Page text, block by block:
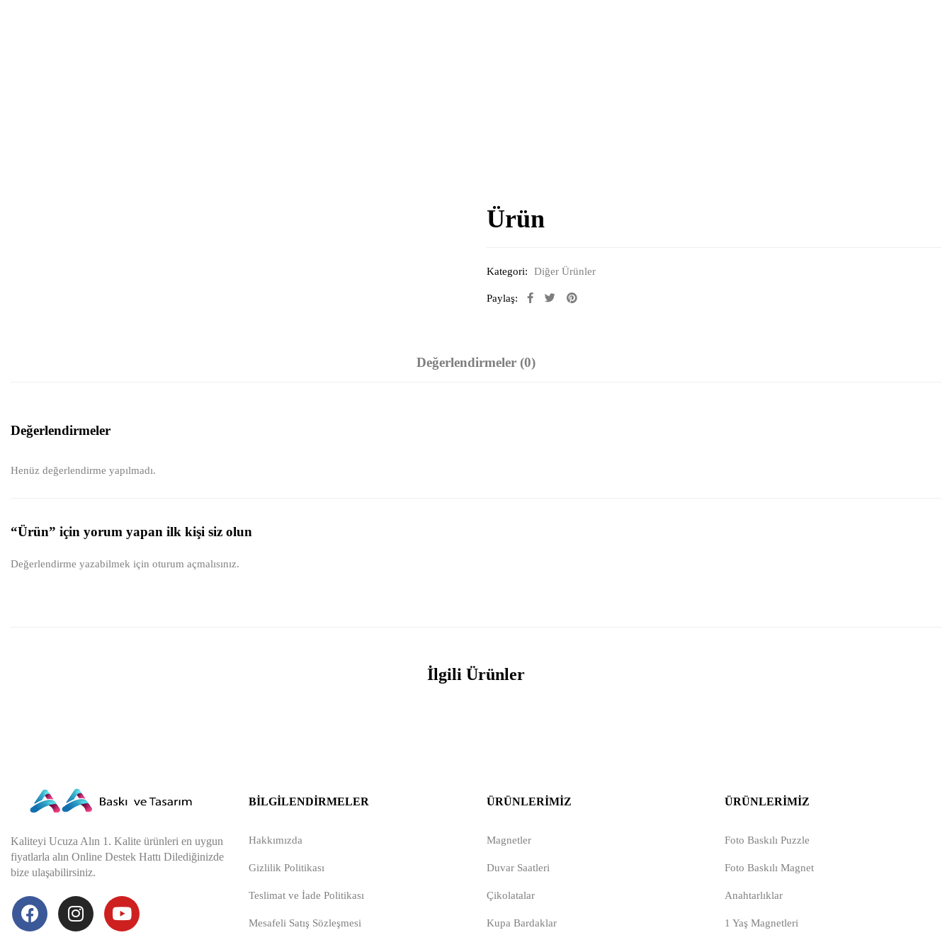
Ürün
Kategori: Diğer Ürünler
Paylaş:
Değerlendirmeler (0)
Değerlendirmeler
Henüz değerlendirme yapılmadı.
“Ürün” için yorum yapan ilk kişi siz olun
Değerlendirme yazabilmek için oturum açmalısınız.
İlgili Ürünler
Kaliteyi Ucuza Alın 1. Kalite ürünleri en uygun
fiyatlarla alın Online Destek Hattı Dilediğinizde
bize ulaşabilirsiniz.
BILGILENDIRMELER
Hakkımızda
Gizlilik Politikası
Teslimat ve İade Politikası
Mesafeli Satış Sözleşmesi
ÜRÜNLERIMIZ
Magnetler
Duvar Saatleri
Çikolatalar
Kupa Bardaklar
ÜRÜNLERIMIZ
Foto Baskılı Puzzle
Foto Baskılı Magnet
Anahtarlıklar
1 Yaş Magnetleri